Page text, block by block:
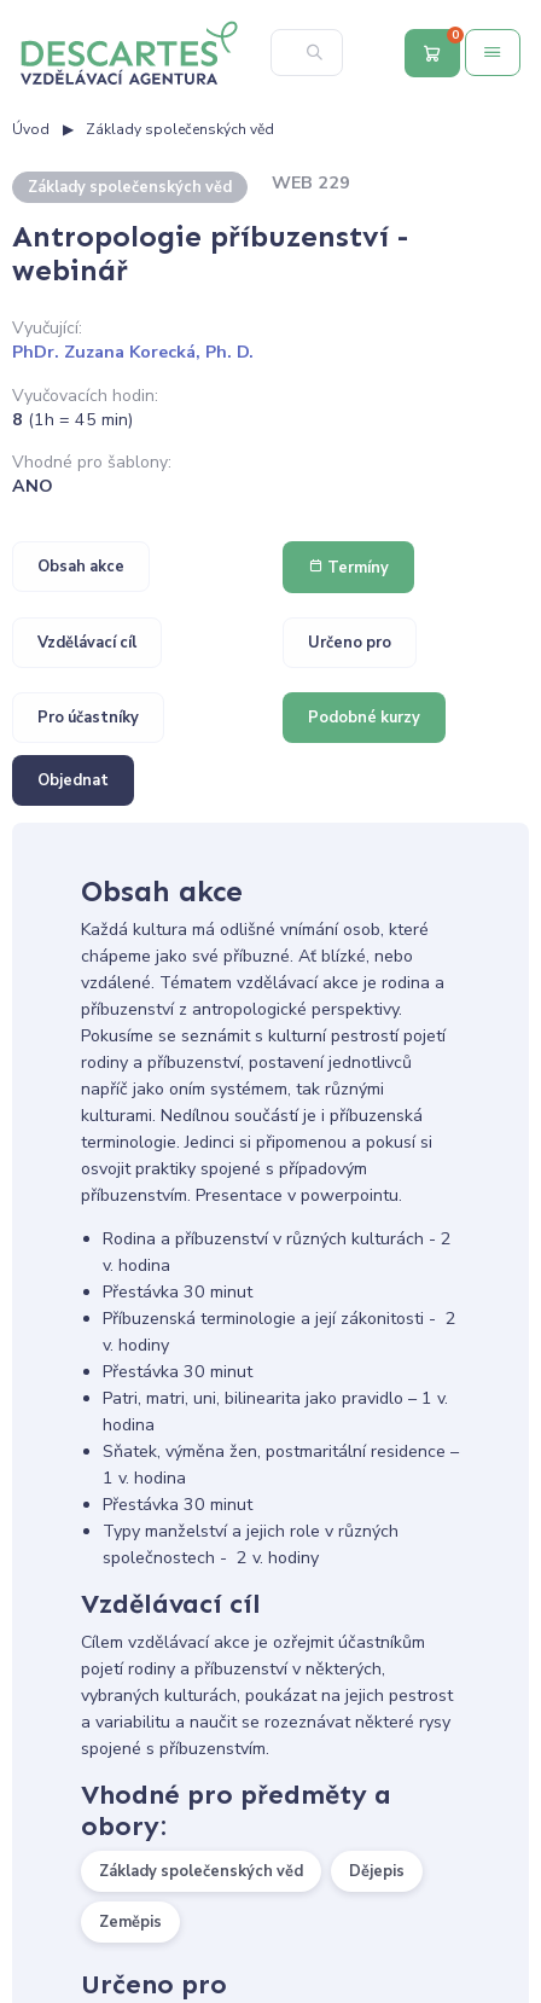
0
Úvod Základy společenských věd
Základy společenských věd WEB 229
Antropologie příbuzenství -
webinář
Vyučující:
PhDr. Zuzana Korecká, Ph. D.
Vyučovacích hodin:
8 (1h = 45 min)
Vhodné pro šablony:
ANO
Obsah akce Termíny
Vzdělávací cíl Určeno pro
Pro účastníky Podobné kurzy
Objednat
Obsah akce
Každá kultura má odlišné vnímání osob, které
chápeme jako své příbuzné. Ať blízké, nebo
vzdálené. Tématem vzdělávací akce je rodina a
příbuzenství z antropologické perspektivy.
Pokusíme se seznámit s kulturní pestrostí pojetí
rodiny a příbuzenství, postavení jednotlivců
napříč jako oním systémem, tak různými
kulturami. Nedílnou součástí je i příbuzenská
terminologie. Jedinci si připomenou a pokusí si
osvojit praktiky spojené s případovým
příbuzenstvím. Presentace v powerpointu.
Rodina a příbuzenství v různých kulturách - 2
v. hodina
Přestávka 30 minut
Příbuzenská terminologie a její zákonitosti - 2
v. hodiny
Přestávka 30 minut
Patri, matri, uni, bilinearita jako pravidlo – 1 v.
hodina
Sňatek, výměna žen, postmaritální residence –
1 v. hodina
Přestávka 30 minut
Typy manželství a jejich role v různých
společnostech - 2 v. hodiny
Vzdělávací cíl
Cílem vzdělávací akce je ozřejmit účastníkům
pojetí rodiny a příbuzenství v některých,
vybraných kulturách, poukázat na jejich pestrost
a variabilitu a naučit se rozeznávat některé rysy
spojené s příbuzenstvím.
Vhodné pro předměty a
obory:
Základy společenských věd Dějepis
Zeměpis
Určeno pro